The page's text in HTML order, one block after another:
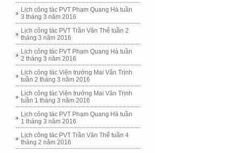
Lịch công tác PVT Phạm Quang Hà tuần
3 tháng 3 năm 2016
Lịch công tác PVT Trần Văn Thể tuần 2
tháng 3 năm 2016
Lịch công tác PVT Phạm Quang Hà tuần
2 tháng 3 năm 2016
Lịch công tác Viện trưởng Mai Văn Trịnh
tuần 2 tháng 3 năm 2016
Lịch công tác Viện trưởng Mai Văn Trịnh
tuần 1 tháng 3 năm 2016
Lịch công tác PVT Phạm Quang Hà tuần
1 tháng 3 năm 2016
Lịch công tác PVT Trần Văn Thể tuần 4
tháng 2 năm 2016